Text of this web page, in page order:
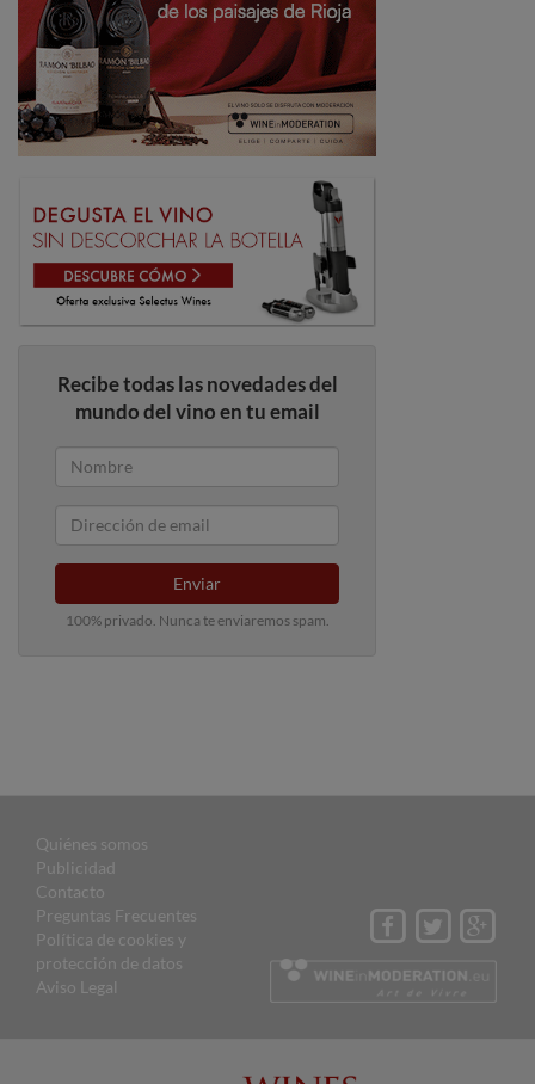
Recibe todas las novedades del
mundo del vino en tu email
Enviar
100% privado. Nunca te enviaremos spam.
Quiénes somos
Publicidad
Contacto
Preguntas Frecuentes
Política de cookies y
protección de datos
Aviso Legal